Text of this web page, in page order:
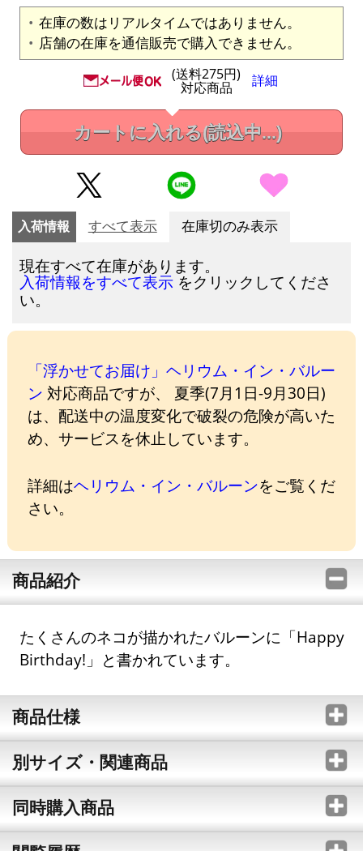
在庫の数はリアルタイムではありません。
店舗の在庫を通信販売で購入できません。
(送料275円)
対応商品 詳細
カートに入れる(読込中...)
入荷情報 すべて表示 在庫切のみ表示
現在すべて在庫があります。
入荷情報をすべて表示 をクリックしてくださ
い。
「浮かせてお届け」ヘリウム・イン・バルー
ン 対応商品ですが、 夏季(7月1日-9月30日)
は、配送中の温度変化で破裂の危険が高いた
め、サービスを休止しています。
詳細はヘリウム・イン・バルーンをご覧くだ
さい。
商品紹介
たくさんのネコが描かれたバルーンに「Happy
Birthday!」と書かれています。
商品仕様
別サイズ・関連商品
同時購入商品